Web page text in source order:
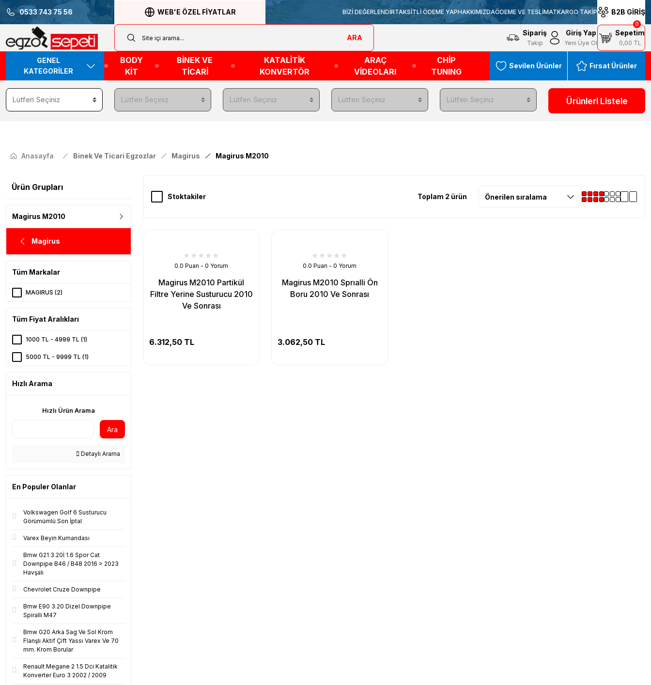
0533 743 75 56 WEB'E ÖZEL FİYATLAR BİZİ DEĞERLENDİRTAKSİTLİ ÖDEME YAPHAKKIMIZDAÖDEME VE TESLİMATKARGO TAKİP B2B GİRİŞ
ARA
Sipariş
Takip
Giriş Yap
Yeni Üye Ol
Sepetim
0,00 TL
0
GENEL
KATEGORİLER
BODY
KİT
BİNEK VE
TİCARİ
KATALİTİK
KONVERTÖR
ARAÇ
VİDEOLARI
CHİP
TUNING
Sevilen Ürünler Fırsat Ürünler
Ürünleri Listele
Anasayfa Binek Ve Ticari Egzozlar Magirus Magirus M2010
Ürün Grupları
Magirus M2010
Magirus
Tüm Markalar
MAGIRUS (2)
Tüm Fiyat Aralıkları
1000 TL - 4999 TL (1)
5000 TL - 9999 TL (1)
Hızlı Arama
Hızlı Ürün Arama
Ara
Detaylı Arama
En Populer Olanlar
Volkswagen Golf 6 Susturucu
Görümümlü Son İptal
Varex Beyin Kumandası
Bmw G21 3.20İ 1.6 Spor Cat
Downpipe B46 / B48 2016 > 2023
Havşalı
Chevrolet Cruze Downpipe
Bmw E90 3.20 Dizel Downpipe
Spiralli M47
Bmw G20 Arka Sag Ve Sol Krom
Flanşlı Aktif Çift Yassı Varex Ve 70
mm. Krom Borular
Renault Megane 2 1.5 Dci Katalitik
Konverter Euro 3 2002 / 2009
Stoktakiler Toplam 2 ürün
0.0 Puan - 0 Yorum
Magirus M2010 Partikül
Filtre Yerine Susturucu 2010
Ve Sonrası
6.312,50 TL
0.0 Puan - 0 Yorum
Magirus M2010 Sprıalli Ön
Boru 2010 Ve Sonrası
3.062,50 TL